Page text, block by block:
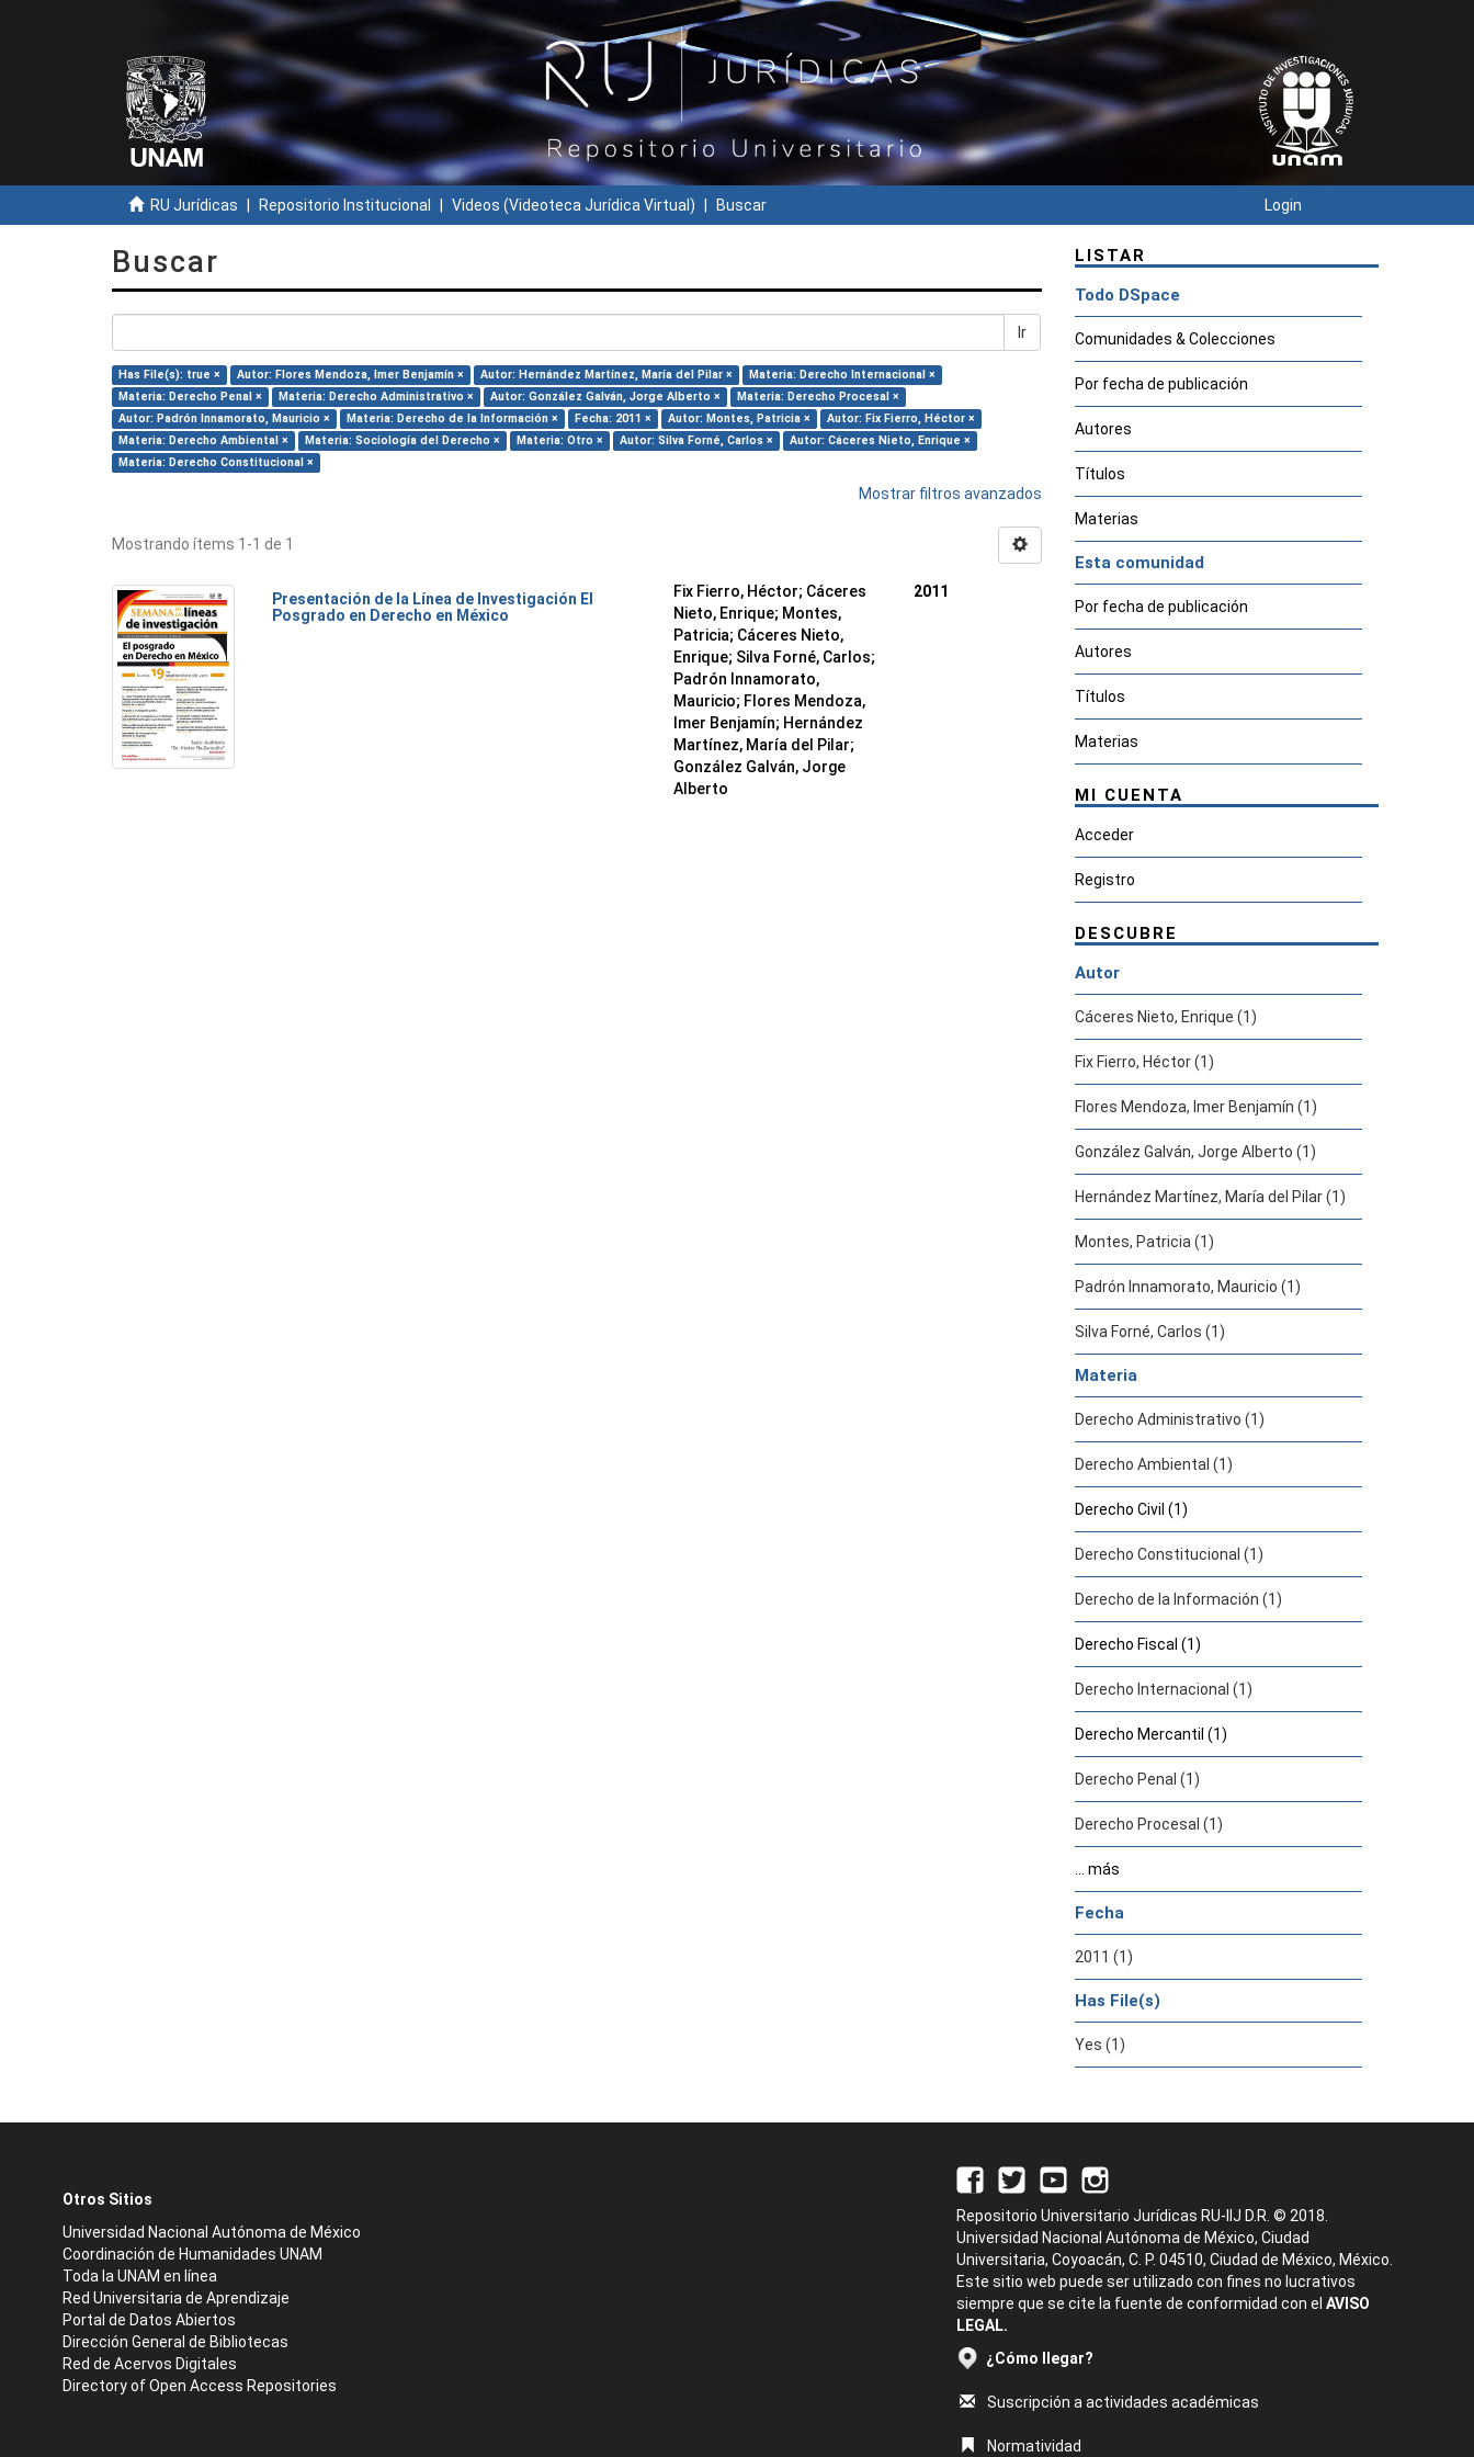
RU Jurídicas Repositorio Institucional Videos (Videoteca Jurídica Virtual) Buscar Login
Buscar
Ir
Has File(s): true × Autor: Flores Mendoza, Imer Benjamín × Autor: Hernández Martínez, María del Pilar ×
Materia: Derecho Internacional ×
Materia: Derecho Penal ×
Materia: Derecho Administrativo × Autor: González Galván, Jorge Alberto ×
Materia: Derecho Procesal ×
Autor: Padrón Innamorato, Mauricio ×
Materia: Derecho de la Información × Fecha: 2011 × Autor: Montes, Patricia ×
Autor: Fix Fierro, Héctor ×
Materia: Derecho Ambiental ×
Materia: Sociología del Derecho × Materia: Otro × Autor: Silva Forné, Carlos ×
Autor: Cáceres Nieto, Enrique ×
Materia: Derecho Constitucional ×
Mostrar filtros avanzados
Mostrando ítems 1-1 de 1
Presentación de la Línea de Investigación El
Posgrado en Derecho en México
Fix Fierro, Héctor; Cáceres
Nieto, Enrique; Montes,
Patricia; Cáceres Nieto,
Enrique; Silva Forné, Carlos;
Padrón Innamorato,
Mauricio; Flores Mendoza,
Imer Benjamín; Hernández
Martínez, María del Pilar;
González Galván, Jorge
Alberto
2011
LISTAR
Todo DSpace
Comunidades & Colecciones
Por fecha de publicación
Autores
Títulos
Materias
Esta comunidad
Por fecha de publicación
Autores
Títulos
Materias
MI CUENTA
Acceder
Registro
DESCUBRE
Autor
Cáceres Nieto, Enrique (1)
Fix Fierro, Héctor (1)
Flores Mendoza, Imer Benjamín (1)
González Galván, Jorge Alberto (1)
Hernández Martínez, María del Pilar (1)
Montes, Patricia (1)
Padrón Innamorato, Mauricio (1)
Silva Forné, Carlos (1)
Materia
Derecho Administrativo (1)
Derecho Ambiental (1)
Derecho Civil (1)
Derecho Constitucional (1)
Derecho de la Información (1)
Derecho Fiscal (1)
Derecho Internacional (1)
Derecho Mercantil (1)
Derecho Penal (1)
Derecho Procesal (1)
... más
Fecha
2011 (1)
Has File(s)
Yes (1)
Otros Sitios
Universidad Nacional Autónoma de México
Coordinación de Humanidades UNAM
Toda la UNAM en línea
Red Universitaria de Aprendizaje
Portal de Datos Abiertos
Dirección General de Bibliotecas
Red de Acervos Digitales
Directory of Open Access Repositories
Repositorio Universitario Jurídicas RU-IIJ D.R. © 2018.
Universidad Nacional Autónoma de México, Ciudad
Universitaria, Coyoacán, C. P. 04510, Ciudad de México, México.
Este sitio web puede ser utilizado con fines no lucrativos
siempre que se cite la fuente de conformidad con el AVISO
LEGAL.
¿Cómo llegar?
Suscripción a actividades académicas
Normatividad